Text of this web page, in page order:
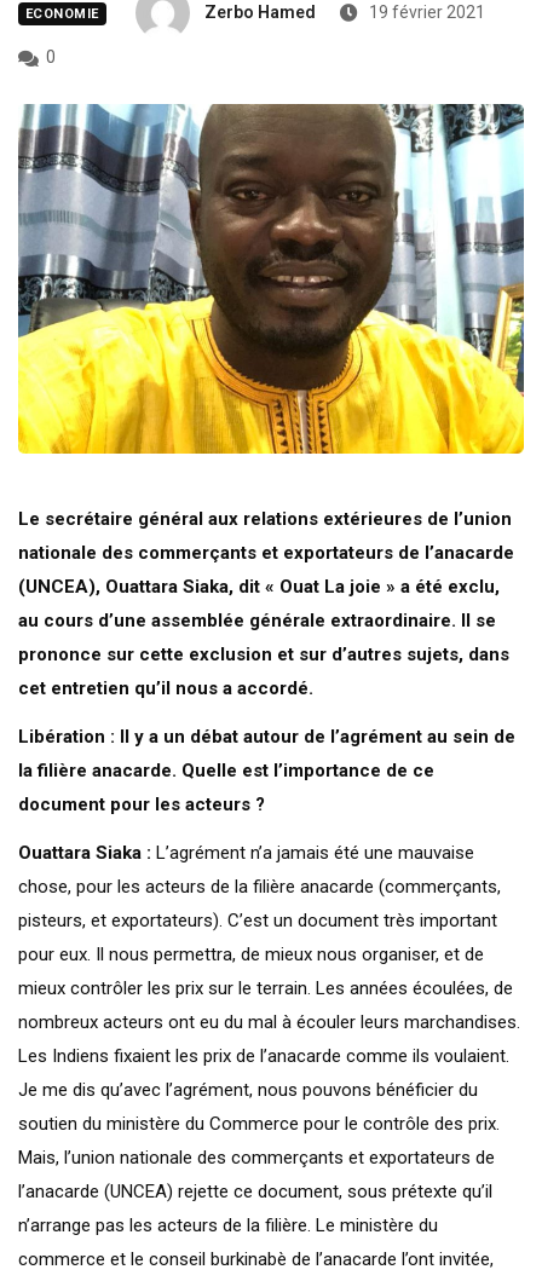
ECONOMIE Zerbo Hamed 19 février 2021
0
Le secrétaire général aux relations extérieures de l’union
nationale des commerçants et exportateurs de l’anacarde
(UNCEA), Ouattara Siaka, dit « Ouat La joie » a été exclu,
au cours d’une assemblée générale extraordinaire. Il se
prononce sur cette exclusion et sur d’autres sujets, dans
cet entretien qu’il nous a accordé.
Libération : Il y a un débat autour de l’agrément au sein de
la filière anacarde. Quelle est l’importance de ce
document pour les acteurs ?
Ouattara Siaka : L’agrément n’a jamais été une mauvaise
chose, pour les acteurs de la filière anacarde (commerçants,
pisteurs, et exportateurs). C’est un document très important
pour eux. Il nous permettra, de mieux nous organiser, et de
mieux contrôler les prix sur le terrain. Les années écoulées, de
nombreux acteurs ont eu du mal à écouler leurs marchandises.
Les Indiens fixaient les prix de l’anacarde comme ils voulaient.
Je me dis qu’avec l’agrément, nous pouvons bénéficier du
soutien du ministère du Commerce pour le contrôle des prix.
Mais, l’union nationale des commerçants et exportateurs de
l’anacarde (UNCEA) rejette ce document, sous prétexte qu’il
n’arrange pas les acteurs de la filière. Le ministère du
commerce et le conseil burkinabè de l’anacarde l’ont invitée,